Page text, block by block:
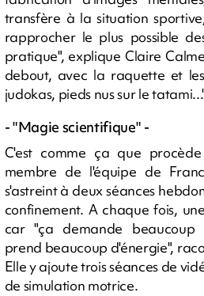
transfère à la situation
rapprocher le plus possible
pratique", explique Claire
debout, avec la raquette et
judokas, pieds nus sur le
- "Magie scientifique" -
C'est comme ça que
membre de l'équipe de
s'astreint à deux séances
confinement. A chaque fois,
car "ça demande beaucoup
prend beaucoup d'énergie",
Elle y ajoute trois séances de
de simulation motrice.